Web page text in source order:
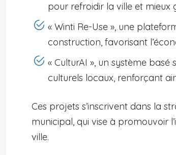
pour refroidir la ville et mieux
« Winti Re-Use », une
construction, favorisant
« CulturAI », un système
culturels locaux, renforçant
Ces projets s’inscrivent dans la
municipal, qui vise à promouvoir
ville.